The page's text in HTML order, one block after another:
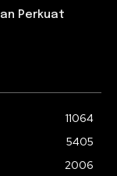
Perkuat
11064
5405
2006